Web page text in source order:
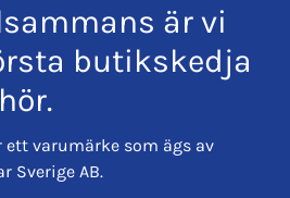
är vi
butikskedja
ett varumärke som ägs av
Sverige AB.